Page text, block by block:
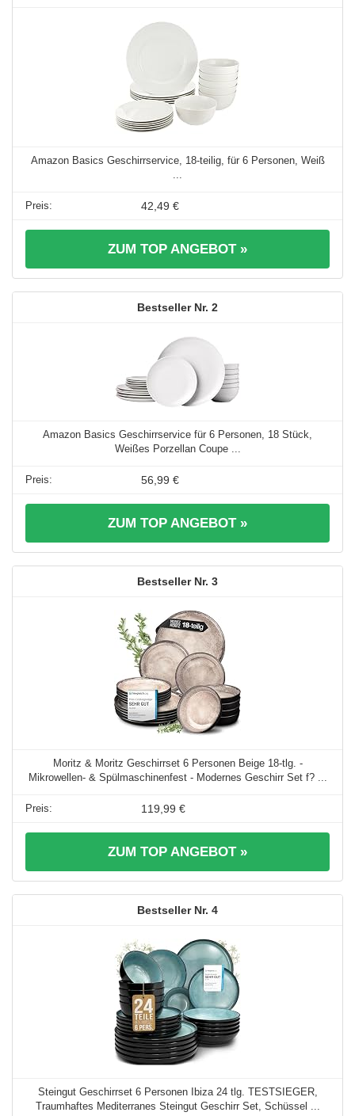
Amazon Basics Geschirrservice, 18-teilig, für 6 Personen, Weiß
...
42,49 €
ZUM TOP ANGEBOT »
2
Amazon Basics Geschirrservice für 6 Personen, 18 Stück,
Weißes Porzellan Coupe ...
56,99 €
ZUM TOP ANGEBOT »
3
Moritz & Moritz Geschirrset 6 Personen Beige 18-tlg. -
Mikrowellen- & Spülmaschinenfest - Modernes Geschirr Set f? ...
119,99 €
ZUM TOP ANGEBOT »
4
Steingut Geschirrset 6 Personen Ibiza 24 tlg. TESTSIEGER,
Traumhaftes Mediterranes Steingut Geschirr Set, Schüssel ...